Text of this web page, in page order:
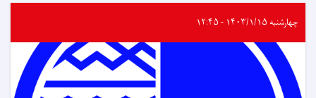
چهارشنبه ۱۴۰۳/۱/۱۵ - ۱۲:۴۵